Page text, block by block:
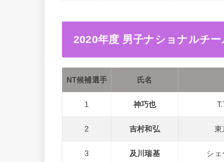
2020年度 男子ナショナルチー
NT候補選手 氏名
1 神巧也
2 吉村和弘 東
3 及川瑞基 シェ